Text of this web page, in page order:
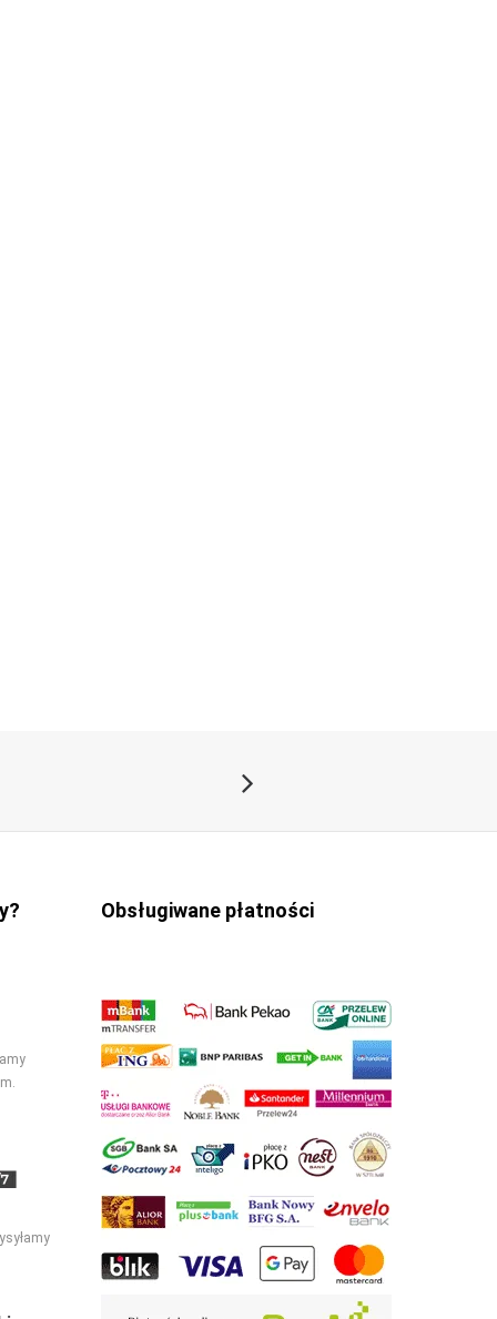
Obsługiwane płatności